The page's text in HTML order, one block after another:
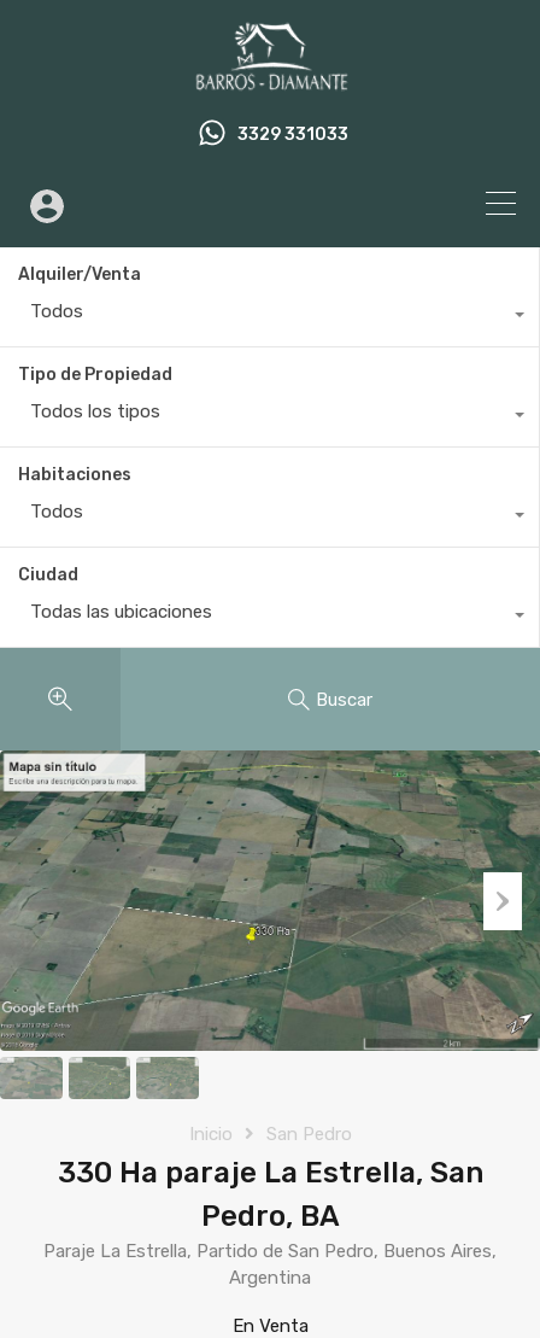
3329 331033
Alquiler/Venta
Todos
Tipo de Propiedad
Todos los tipos
Habitaciones
Todos
Ciudad
Todas las ubicaciones
Buscar
Inicio San Pedro
330 Ha paraje La Estrella, San
Pedro, BA
Paraje La Estrella, Partido de San Pedro, Buenos Aires,
Argentina
En Venta